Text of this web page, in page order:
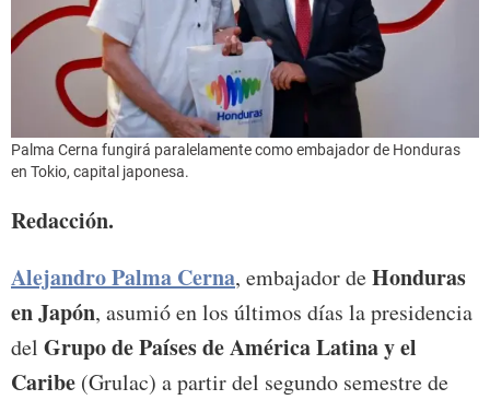
Palma Cerna fungirá paralelamente como embajador de Honduras
en Tokio, capital japonesa.
Redacción.
Alejandro Palma Cerna, embajador deHonduras
en Japón, asumió en los últimos días la presidencia
del Grupo de Países de América Latina y el
Caribe (Grulac) a partir del segundo semestre de